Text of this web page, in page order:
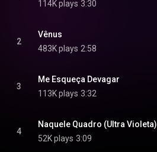
114K plays 3:30
2
Vênus
483K plays 2:58
3
Me Esqueça Devagar
113K plays 3:32
4
Naquele Quadro (Ultra Violeta)
52K plays 3:09